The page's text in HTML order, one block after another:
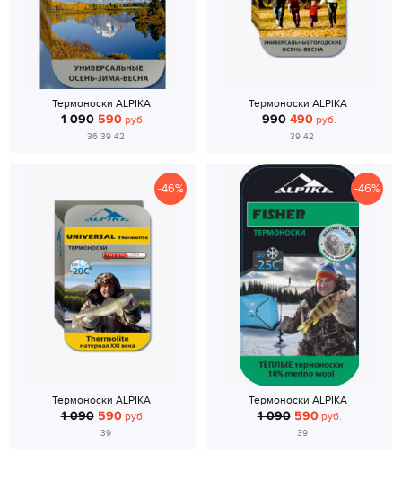
Термоноски ALPIKA
1 090 590руб.
36 39 42
Термоноски ALPIKA
990 490 руб.
39 42
-46%
Термоноски ALPIKA
1 090 590руб.
39
-46%
Термоноски ALPIKA
1 090 590руб.
39